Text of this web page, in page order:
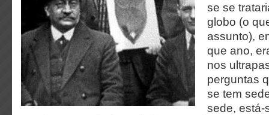
se se
globo (o
assunto),
que ano,
nos
perguntas
se tem
sede, está-